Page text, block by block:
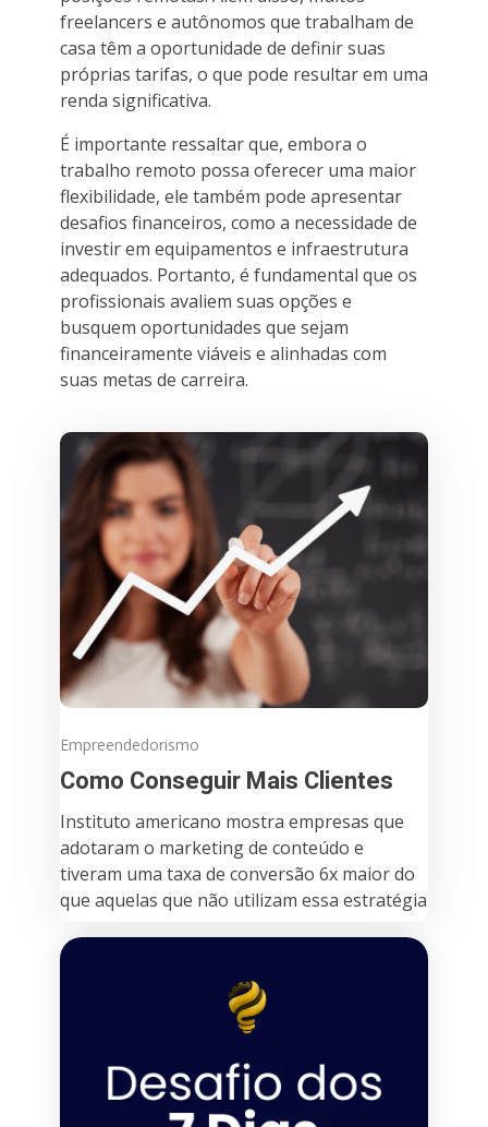
freelancers e autônomos que trabalham de
casa têm a oportunidade de definir suas
próprias tarifas, o que pode resultar em uma
renda significativa.
É importante ressaltar que, embora o
trabalho remoto possa oferecer uma maior
flexibilidade, ele também pode apresentar
desafios financeiros, como a necessidade de
investir em equipamentos e infraestrutura
adequados. Portanto, é fundamental que os
profissionais avaliem suas opções e
busquem oportunidades que sejam
financeiramente viáveis e alinhadas com
suas metas de carreira.
Empreendedorismo
Como Conseguir Mais Clientes
Instituto americano mostra empresas que
adotaram o marketing de conteúdo e
tiveram uma taxa de conversão 6x maior do
que aquelas que não utilizam essa estratégia